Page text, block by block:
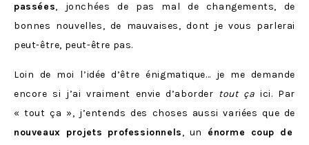
passées, jonchées de pas mal de changements, de
bonnes nouvelles, de mauvaises, dont je vous parlerai
peut-être, peut-être pas.
Loin de moi l’idée d’être énigmatique… je me demande
encore si j’ai vraiment envie d’aborder tout çaici. Par
« tout ça », j’entends des choses aussi variées que de
nouveaux projets professionnels, un
énorme coup de